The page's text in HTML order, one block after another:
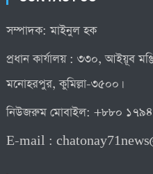
সম্পাদক: মাইনুল হক
প্রধান কার্যালয় : ৩৩০, আইয়ূব
মনোহরপুর, কুমিল্লা-৩৫০০।
নিউজরুম মোবাইল: +৮৮০
E-mail :